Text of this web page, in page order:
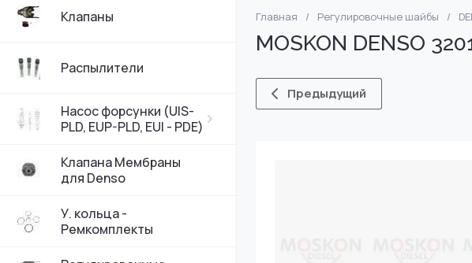
Клапаны
Распылители
Насос форсунки (UIS-
PLD, EUP-PLD, EUI - PDE)
Насос форсунки Bosch
Насос форсунки Delphi Volvo 7135-588
Клапана Мембраны
для Denso
У. кольца -
Ремкомплекты
VW
DELPHI
Главная / Регулировочные шайбы /
MOSKON DENSO
Предыдущий